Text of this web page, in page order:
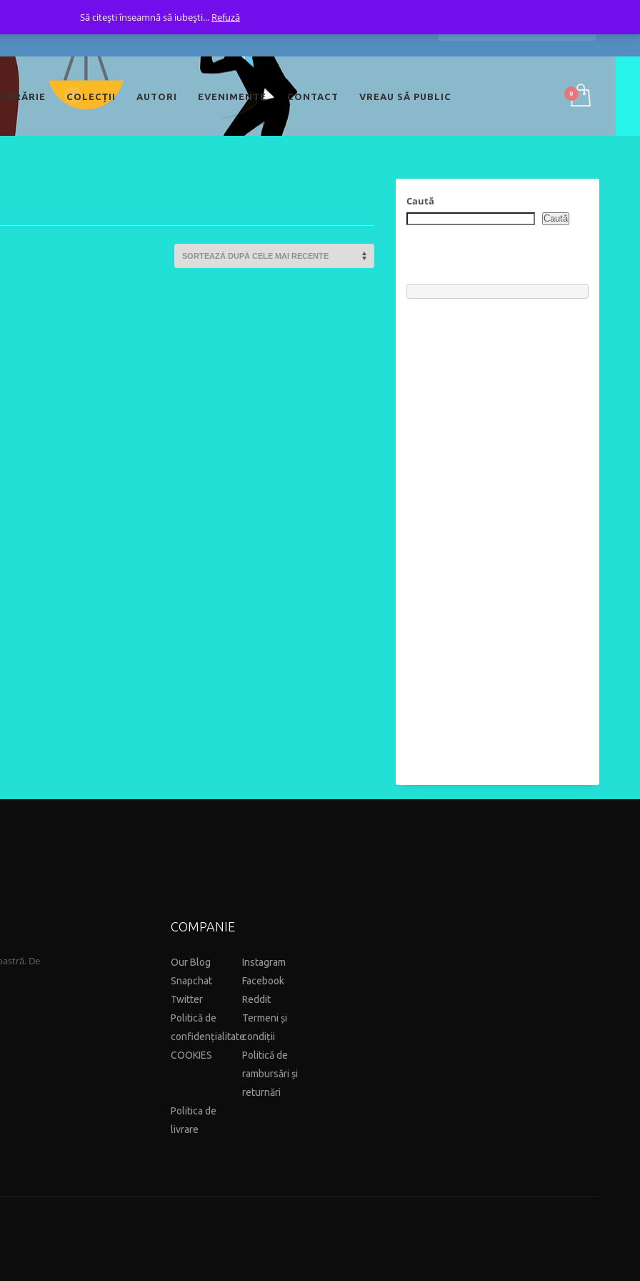
COLECȚII AUTORI EVENIMENTE CONTACT VREAU SĂ PUBLIC
Caută
Caută
De
COMPANIE
Our Blog
Instagram
Snapchat
Facebook
Twitter
Reddit
Politică de
confidențialitate
Termeni și
condiții
COOKIES
Politică de
rambursări și
returnări
Politica de
livrare
Să citești înseamnă să iubești... Refuză